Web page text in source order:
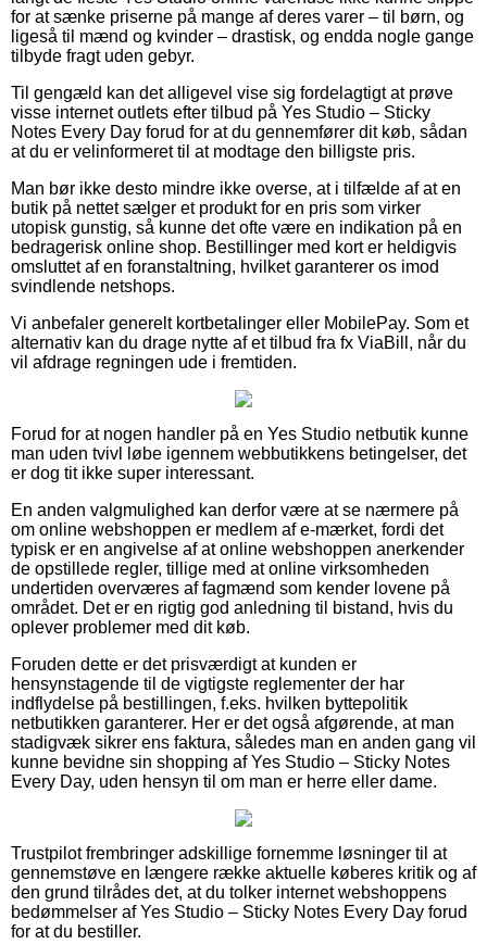
for at sænke priserne på mange af deres varer – til børn, og
ligeså til mænd og kvinder – drastisk, og endda nogle gange
tilbyde fragt uden gebyr.
Til gengæld kan det alligevel vise sig fordelagtigt at prøve
visse internet outlets efter tilbud på Yes Studio – Sticky
Notes Every Day forud for at du gennemfører dit køb, sådan
at du er velinformeret til at modtage den billigste pris.
Man bør ikke desto mindre ikke overse, at i tilfælde af at en
butik på nettet sælger et produkt for en pris som virker
utopisk gunstig, så kunne det ofte være en indikation på en
bedragerisk online shop. Bestillinger med kort er heldigvis
omsluttet af en foranstaltning, hvilket garanterer os imod
svindlende netshops.
Vi anbefaler generelt kortbetalinger eller MobilePay. Som et
alternativ kan du drage nytte af et tilbud fra fx ViaBill, når du
vil afdrage regningen ude i fremtiden.
Forud for at nogen handler på en Yes Studio netbutik kunne
man uden tvivl løbe igennem webbutikkens betingelser, det
er dog tit ikke super interessant.
En anden valgmulighed kan derfor være at se nærmere på
om online webshoppen er medlem af e-mærket, fordi det
typisk er en angivelse af at online webshoppen anerkender
de opstillede regler, tillige med at online virksomheden
undertiden overværes af fagmænd som kender lovene på
området. Det er en rigtig god anledning til bistand, hvis du
oplever problemer med dit køb.
Foruden dette er det prisværdigt at kunden er
hensynstagende til de vigtigste reglementer der har
indflydelse på bestillingen, f.eks. hvilken byttepolitik
netbutikken garanterer. Her er det også afgørende, at man
stadigvæk sikrer ens faktura, således man en anden gang vil
kunne bevidne sin shopping af Yes Studio – Sticky Notes
Every Day, uden hensyn til om man er herre eller dame.
Trustpilot frembringer adskillige fornemme løsninger til at
gennemstøve en længere række aktuelle køberes kritik og af
den grund tilrådes det, at du tolker internet webshoppens
bedømmelser af Yes Studio – Sticky Notes Every Day forud
for at du bestiller.